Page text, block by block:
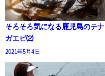
そろそろ気になる鹿児島のテナ
ガエビ⑵
2021年5月4日